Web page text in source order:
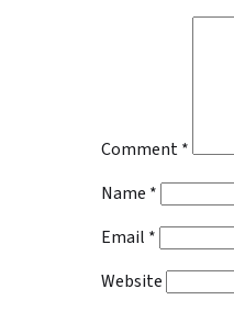
Comment*
Name *
Email *
Website